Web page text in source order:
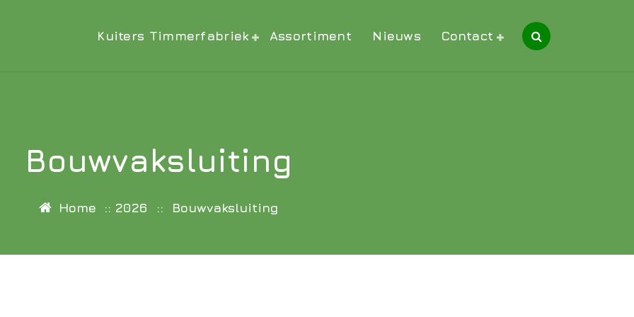
Kuiters Timmerfabriek Assortiment Nieuws Contact
Bouwvaksluiting
Home :: 2026 :: Bouwvaksluiting